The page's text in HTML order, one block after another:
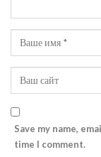
Save my name,
time I comment.